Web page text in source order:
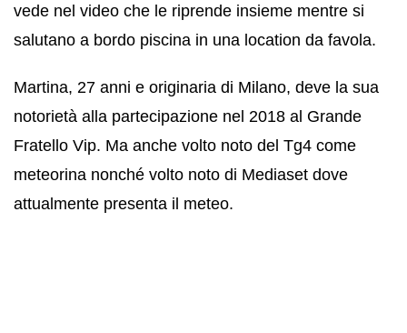
vede nel video che le riprende insieme mentre si
salutano a bordo piscina in una location da favola.
Martina, 27 anni e originaria di Milano, deve la sua
notorietà alla partecipazione nel 2018 al Grande
Fratello Vip. Ma anche volto noto del Tg4 come
meteorina nonché volto noto di Mediaset dove
attualmente presenta il meteo.